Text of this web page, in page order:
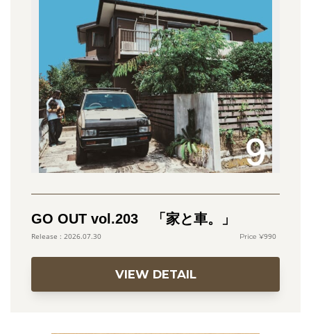
GO OUT vol.203 「家と車。」
2026.07.30 990
VIEW DETAIL